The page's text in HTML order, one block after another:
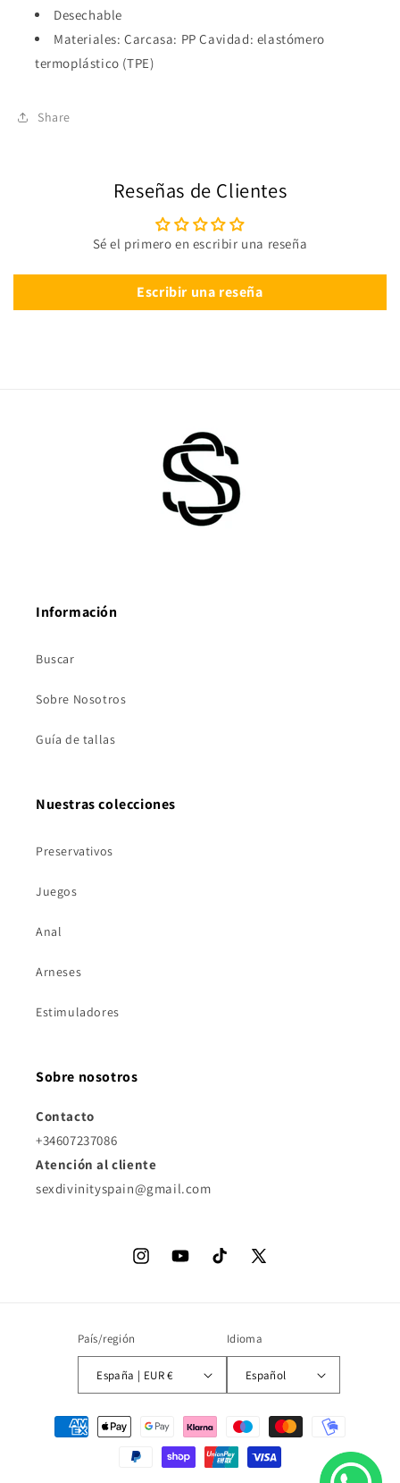
Desechable
Materiales: Carcasa: PP Cavidad: elastómero
termoplástico (TPE)
Share
Reseñas de Clientes
Sé el primero en escribir una reseña
Escribir una reseña
Información
Buscar
Sobre Nosotros
Guía de tallas
Nuestras colecciones
Preservativos
Juegos
Anal
Arneses
Estimuladores
Sobre nosotros
Contacto
+34607237086
Atención al cliente
sexdivinityspain@gmail.com
InstagramYouTubeTikTok
X
País/región
España | EUR €
Idioma
Español
Formas